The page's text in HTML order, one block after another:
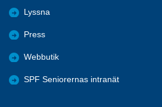
Lyssna
Press
Webbutik
SPF Seniorernas intranät